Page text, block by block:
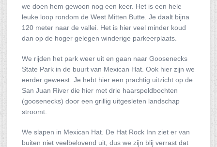
we doen hem gewoon nog een keer. Het is een hele
leuke loop rondom de West Mitten Butte. Je daalt bijna
120 meter naar de vallei. Het is hier veel minder koud
dan op de hoger gelegen winderige parkeerplaats.
We rijden het park weer uit en gaan naar Goosenecks
State Park in de buurt van Mexican Hat. Ook hier zijn we
eerder geweest. Je hebt hier een prachtig uitzicht op de
San Juan River die hier met drie haarspeldbochten
(goosenecks) door een grillig uitgesleten landschap
stroomt.
We slapen in Mexican Hat. De Hat Rock Inn ziet er van
buiten niet veelbelovend uit, dus we zijn blij verrast dat